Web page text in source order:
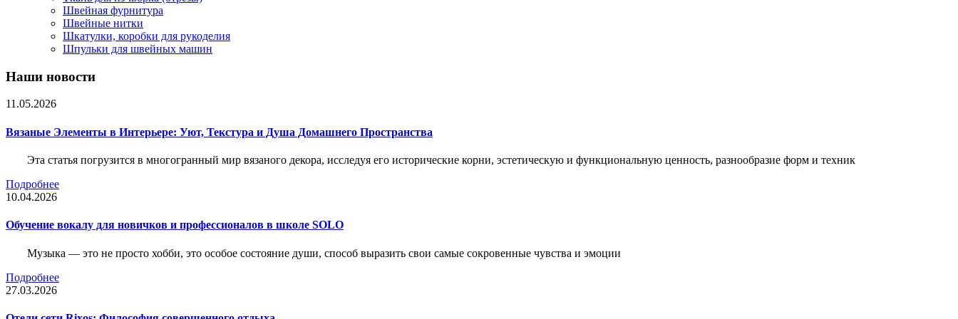
Швейная фурнитура
Швейные нитки
Шкатулки, коробки для рукоделия
Шпульки для швейных машин
Наши новости
11.05.2026
Вязаные Элементы в Интерьере: Уют, Текстура и Душа Домашнего Пространства
Эта статья погрузится в многогранный мир вязаного декора, исследуя его исторические корни, эстетическую и функциональную ценность, разнообразие форм и техник
Подробнее
10.04.2026
Обучение вокалу для новичков и профессионалов в школе SOLO
Музыка — это не просто хобби, это особое состояние души, способ выразить свои самые сокровенные чувства и эмоции
Подробнее
27.03.2026